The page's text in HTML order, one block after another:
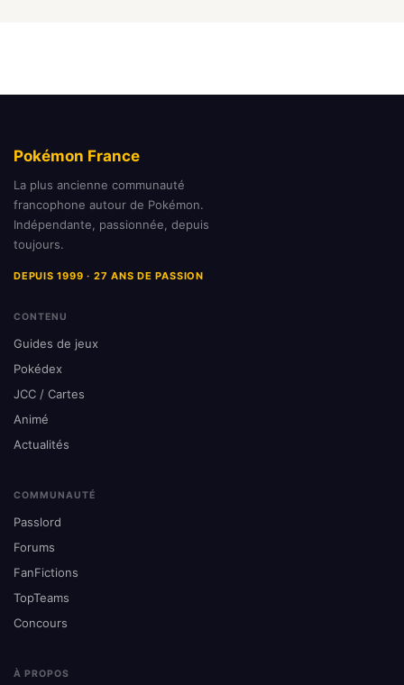
Pokémon France
La plus ancienne communauté
francophone autour de Pokémon.
Indépendante, passionnée, depuis
toujours.
DEPUIS 1999 · 27 ANS DE PASSION
CONTENU
Guides de jeux
Pokédex
JCC / Cartes
Animé
Actualités
COMMUNAUTÉ
Passlord
Forums
FanFictions
TopTeams
Concours
À PROPOS